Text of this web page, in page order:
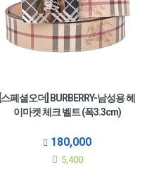
[스페셜오더] BURBERRY-남성용 헤
이마켓 체크 벨트 (폭3.3cm)
180,000
5,400